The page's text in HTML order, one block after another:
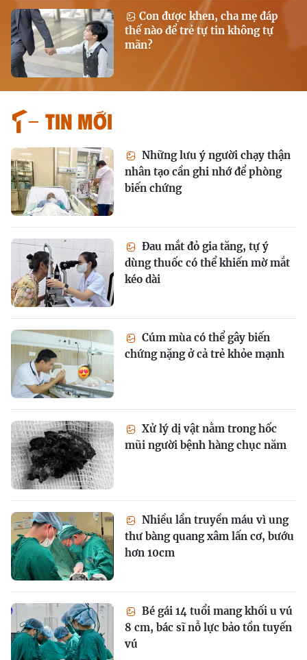
Con được khen, cha mẹ đáp
thế nào để trẻ tự tin không tự
mãn?
Tin mới
Những lưu ý người chạy thận
nhân tạo cần ghi nhớ để phòng
biến chứng
Đau mắt đỏ gia tăng, tự ý
dùng thuốc có thể khiến mờ mắt
kéo dài
Cúm mùa có thể gây biến
chứng nặng ở cả trẻ khỏe mạnh
Xử lý dị vật nằm trong hốc
mũi người bệnh hàng chục năm
Nhiều lần truyền máu vì ung
thư bàng quang xâm lấn cơ, bướu
hơn 10cm
Bé gái 14 tuổi mang khối u vú
8 cm, bác sĩ nỗ lực bảo tồn tuyến
vú